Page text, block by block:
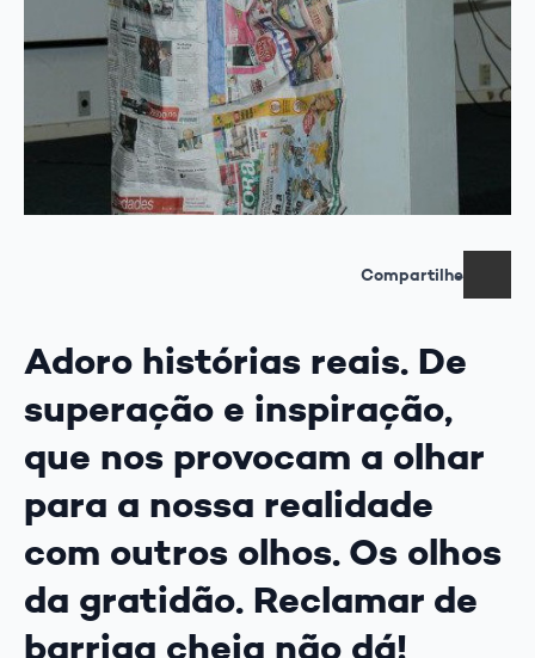
Compartilhe
Adoro histórias reais. De
superação e inspiração,
que nos provocam a olhar
para a nossa realidade
com outros olhos. Os olhos
da gratidão. Reclamar de
barriga cheia não dá!